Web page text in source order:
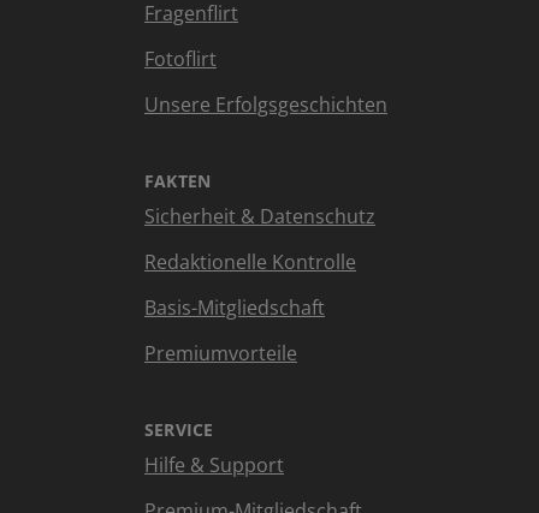
Fragenflirt
Fotoflirt
Unsere Erfolgsgeschichten
FAKTEN
Sicherheit & Datenschutz
Redaktionelle Kontrolle
Basis-Mitgliedschaft
Premiumvorteile
SERVICE
Hilfe & Support